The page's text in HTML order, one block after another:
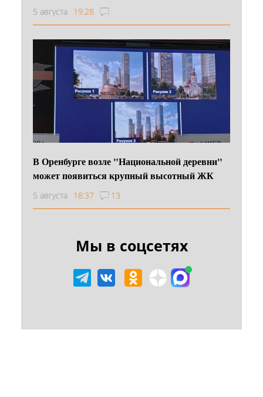
5 августа 19:28
В Оренбурге возле "Национальной деревни"
может появиться крупный высотный ЖК
5 августа 18:37 13
Мы в соцсетях